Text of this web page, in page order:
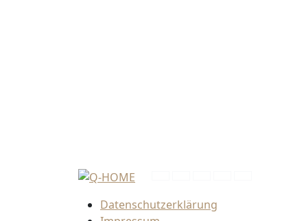
Datenschutzerklärung